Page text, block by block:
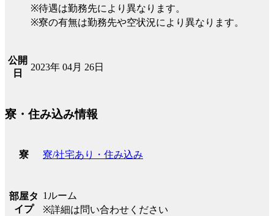
※待遇は勤務先により異なります。
※寮の有無は勤務先や空状況により異なります。
公開
日
2023年 04月 26日
寮・住み込み情報
寮 寮/社宅あり・住み込み
部屋タ
イプ
1ルーム
※詳細は問い合わせください